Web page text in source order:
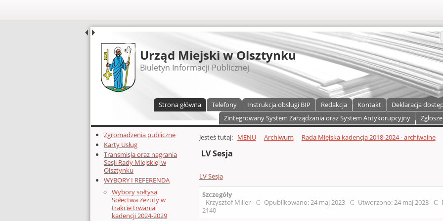
UDOSTĘPNIJ
Urząd Miejski w Olsztynku
Biuletyn Informacji Publicznej
Strona główna Telefony Instrukcja obsługi BIP Redakcja Kontakt Deklaracja
Zintegrowany System Zarządzania oraz System Antykorupcyjny
Dodatkowe zasoby (lewa kolumna)
Zgromadzenia publiczne
Karty Usług
Transmisja oraz nagrania
Sesji Rady Miejskiej w
Olsztynku
WYBORY I REFERENDA
Wybory sołtysa
Sołectwa Zezuty w
trakcie trwania
kadencji 2024-2029
Głównej zawartości
Jesteś tutaj: MENU Archiwum Rada Miejska kadencja 2018-2024 - archiwalne
LV Sesja
LV Sesja
Szczegóły
Krzysztof Miller
Opublikowano: 24 maj 2023 Utworzono: 24 maj 2023
2140